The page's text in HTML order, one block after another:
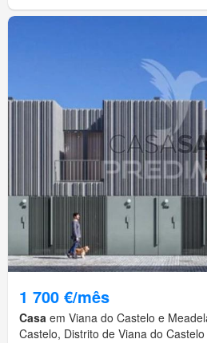
1 700 €/mês
Casa em Viana do Castelo e
Castelo, Distrito de Viana do Castelo